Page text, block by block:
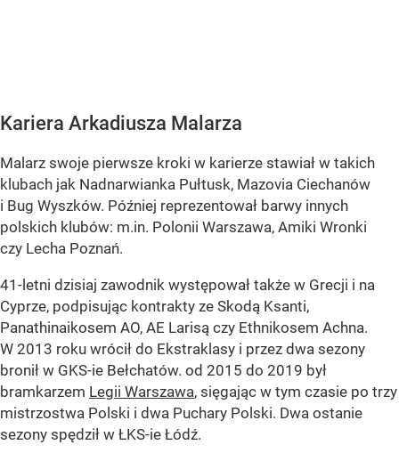
Kariera Arkadiusza Malarza
Malarz swoje pierwsze kroki w karierze stawiał w takich
klubach jak Nadnarwianka Pułtusk, Mazovia Ciechanów
i Bug Wyszków. Później reprezentował barwy innych
polskich klubów: m.in. Polonii Warszawa, Amiki Wronki
czy Lecha Poznań.
41-letni dzisiaj zawodnik występował także w Grecji i na
Cyprze, podpisując kontrakty ze Skodą Ksanti,
Panathinaikosem AO, AE Larisą czy Ethnikosem Achna.
W 2013 roku wrócił do Ekstraklasy i przez dwa sezony
bronił w GKS-ie Bełchatów. od 2015 do 2019 był
bramkarzem Legii Warszawa, sięgając w tym czasie po trzy
mistrzostwa Polski i dwa Puchary Polski. Dwa ostanie
sezony spędził w ŁKS-ie Łódź.